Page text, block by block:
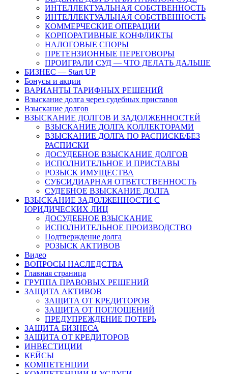
ИНТЕЛЛЕКТУАЛЬНАЯ СОБСТВЕННОСТЬ
ИНТЕЛЛЕКТУАЛЬНАЯ СОБСТВЕННОСТЬ
КОММЕРЧЕСКИЕ ОПЕРАЦИИ
КОРПОРАТИВНЫЕ КОНФЛИКТЫ
НАЛОГОВЫЕ СПОРЫ
ПРЕТЕНЗИОННЫЕ ПЕРЕГОВОРЫ
ПРОИГРАЛИ СУД — ЧТО ДЕЛАТЬ ДАЛЬШЕ
БИЗНЕС — Start UP
Бонусы и акции
ВАРИАНТЫ ТАРИФНЫХ РЕШЕНИЙ
Взыскание долга через судебных приставов
Взыскание долгов
ВЗЫСКАНИЕ ДОЛГОВ И ЗАДОЛЖЕННОСТЕЙ
ВЗЫСКАНИЕ ДОЛГА КОЛЛЕКТОРАМИ
ВЗЫСКАНИЕ ДОЛГА ПО РАСПИСКЕ/БЕЗ
РАСПИСКИ
ДОСУДЕБНОЕ ВЗЫСКАНИЕ ДОЛГОВ
ИСПОЛНИТЕЛЬНОЕ И ПРИСТАВЫ
РОЗЫСК ИМУЩЕСТВА
СУБСИДИАРНАЯ ОТВЕТСТВЕННОСТЬ
СУДЕБНОЕ ВЗЫСКАНИЕ ДОЛГА
ВЗЫСКАНИЕ ЗАДОЛЖЕННОСТИ С
ЮРИДИЧЕСКИХ ЛИЦ
ДОСУДЕБНОЕ ВЗЫСКАНИЕ
ИСПОЛНИТЕЛЬНОЕ ПРОИЗВОДСТВО
Подтверждение долга
РОЗЫСК АКТИВОВ
Видео
ВОПРОСЫ НАСЛЕДСТВА
Главная страница
ГРУППА ПРАВОВЫХ РЕШЕНИЙ
ЗАЩИТА АКТИВОВ
ЗАЩИТА ОТ КРЕДИТОРОВ
ЗАЩИТА ОТ ПОГЛОЩЕНИЙ
ПРЕДУПРЕЖДЕНИЕ ПОТЕРЬ
ЗАЩИТА БИЗНЕСА
ЗАЩИТА ОТ КРЕДИТОРОВ
ИНВЕСТИЦИИ
КЕЙСЫ
КОМПЕТЕНЦИИ